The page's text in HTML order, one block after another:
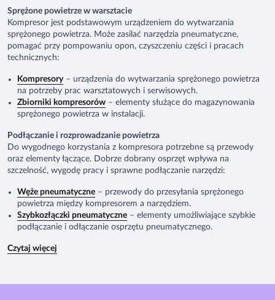
Sprężone powietrze w warsztacie
Kompresor jest podstawowym urządzeniem do wytwarzania
sprężonego powietrza. Może zasilać narzędzia pneumatyczne,
pomagać przy pompowaniu opon, czyszczeniu części i pracach
technicznych:
Kompresory – urządzenia do wytwarzania sprężonego powietrza
na potrzeby prac warsztatowych i serwisowych.
Zbiorniki kompresorów – elementy służące do magazynowania
sprężonego powietrza w instalacji.
Podłączanie i rozprowadzanie powietrza
Do wygodnego korzystania z kompresora potrzebne są przewody
oraz elementy łączące. Dobrze dobrany osprzęt wpływa na
szczelność, wygodę pracy i sprawne podłączanie narzędzi:
Węże pneumatyczne – przewody do przesyłania sprężonego
powietrza między kompresorem a narzędziem.
Szybkozłączki pneumatyczne – elementy umożliwiające szybkie
podłączanie i odłączanie osprzętu pneumatycznego.
Czytaj więcej